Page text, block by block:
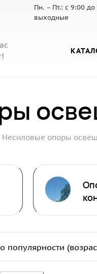
Пн. – Пт.: с 9:00
выходные
Несиловые опоры
популярности